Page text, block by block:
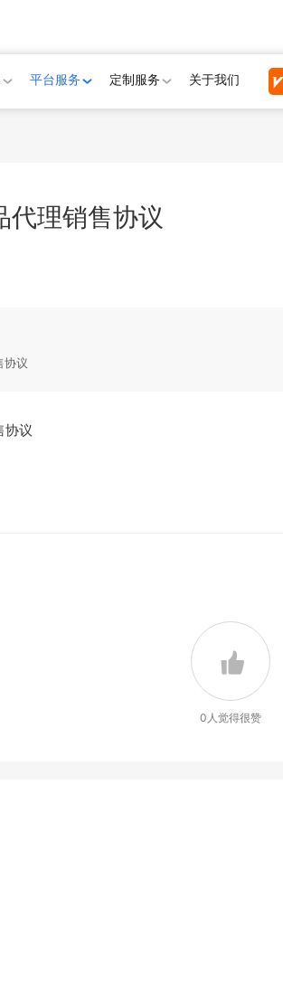
平台服务 定制服务 关于我们
代理销售协议
协议
协议
0 人觉得很赞